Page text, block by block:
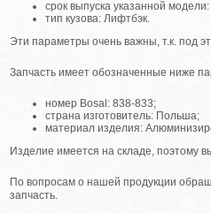
срок выпуска указанной модели:
тип кузова: Лифтбэк.
Эти параметры очень важны, т.к. под
Запчасть имеет обозначенные ниже
номер Bosal: 838-833;
страна изготовитель: Польша;
материал изделия:
Изделие имеется на складе, поэтому
По вопросам о нашей продукции
запчасть.